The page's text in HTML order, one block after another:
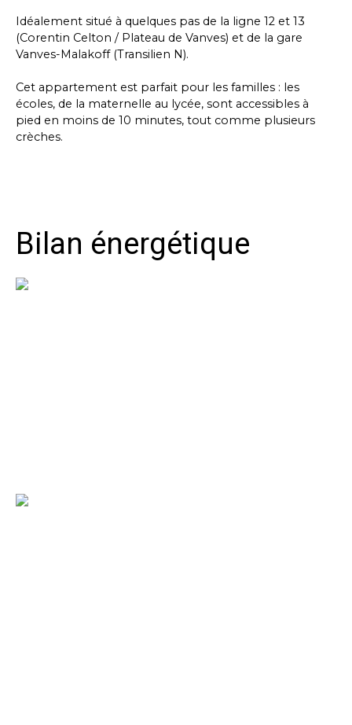
Idéalement situé à quelques pas de la ligne 12 et 13
(Corentin Celton / Plateau de Vanves) et de la gare
Vanves-Malakoff (Transilien N).
Cet appartement est parfait pour les familles : les
écoles, de la maternelle au lycée, sont accessibles à
pied en moins de 10 minutes, tout comme plusieurs
crèches.
Bilan énergétique